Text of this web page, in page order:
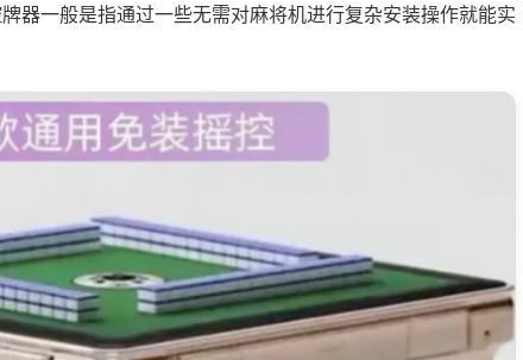
器一般是指通过一些无需对麻将机进行复杂安装操作就能实